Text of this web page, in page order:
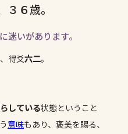
６歳。
いがあります。
、得爻六二。
している状態ということ
意味もあり、褒美を賜る、